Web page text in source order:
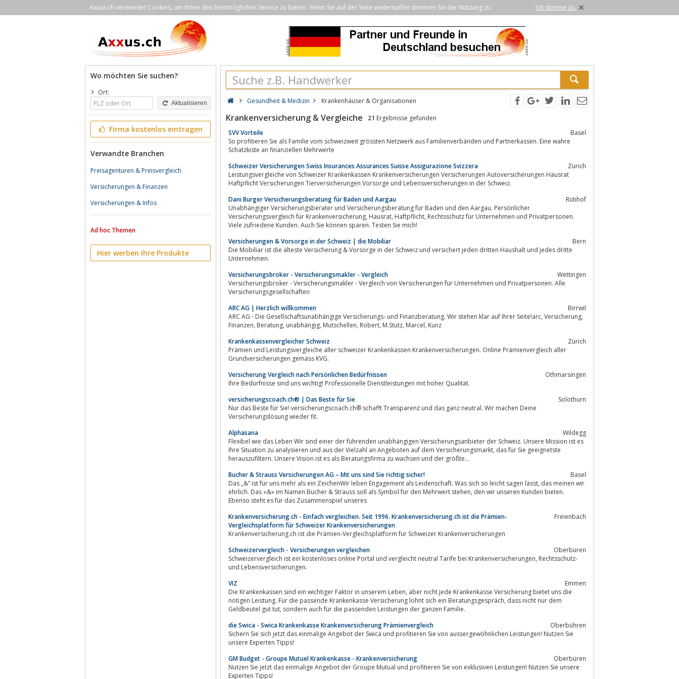
Axxus.ch verwendet Cookies, um Ihnen den bestmöglichen Service zu bieten. Wenn Sie auf der Seite weitersurfen stimmen Sie der Nutzung zu. Ich stimme zu. ×
Wo möchten Sie suchen?
Ort:
Aktualisieren
Firma kostenlos eintragen
Verwandte Branchen
Preisagenturen & Preisvergleich
Versicherungen & Finanzen
Versicherungen & Infos
Ad hoc Themen
Hier werben Ihre Produkte
Gesundheit & Medizin Krankenhäuser & Organisationen
Krankenversicherung & Vergleiche 21 Ergebnisse gefunden
SVV Vorteile
Basel
So profitieren Sie als Familie vom schweizweit grössten Netzwerk aus Familienverbänden und Partnerkassen. Eine wahre
Schatzkiste an finanziellen Mehrwerte
Schweizer Versicherungen Swiss Insurances Assurances Suisse Assigurazione Svizzera
Zürich
Leistungsvergleiche von Schweizer Krankenkassen Krankenversicherungen Versicherungen Autoversicherungen Hausrat
Haftpflicht Versicherungen Tierversicherungen Vorsorge und Lebensversicherungen in der Schweiz.
Dani Burger Versicherungsberatung für Baden und Aargau
Rütihof
Unabhängiger Versicherungsberater und Versicherungsberatung für Baden und den Aargau. Persönlicher
Versicherungsvergleich für Krankenversicherung, Hausrat, Haftpflicht, Rechtsschutz für Unternehmen und Privatpersonen.
Viele zufriedene Kunden. Auch Sie können sparen. Testen Sie mich!
Versicherungen & Vorsorge in der Schweiz | die Mobiliar
Bern
Die Mobiliar ist die älteste Versicherung & Vorsorge in der Schweiz und versichert jeden dritten Haushalt und jedes dritte
Unternehmen.
Versicherungsbroker - Versicherungsmakler - Vergleich
Wettingen
Versicherungsbroker - Versicherungsmakler - Vergleich von Versicherungen für Unternehmen und Privatpersonen. Alle
Versicherungsgesellschaften
ARC AG | Herzlich willkommen
Birrwil
ARC AG - Die Gesellschaftsunabhängige Versicherungs- und Finanzberatung. Wir stehen klar auf Ihrer Seite!arc, Versicherung,
Finanzen, Beratung, unabhängig, Mutschellen, Robert, M.Stutz, Marcel, Kunz
Krankenkassenvergleicher Schweiz
Zürich
Prämien und Leistungsvergleiche aller schweizer Krankenkassen Krankenversicherungen. Online Prämienvergleich aller
Grundversicherungen gemäss KVG.
Versicherung Vergleich nach Persönlichen Bedürfnissen
Othmarsingen
Ihre Bedürfnisse sind uns wichtig! Professionelle Dienstleistungen mit hoher Qualität.
versicherungscoach.ch® | Das Beste für Sie
Solothurn
Nur das Beste für Sie! versicherungscoach.ch® schafft Transparenz und das ganz neutral. Wir machen Deine
Versicherungslösung wieder fit.
Alphasana
Wildegg
Flexibel wie das Leben Wir sind einer der führenden unabhängigen Versicherungsanbieter der Schweiz. Unsere Mission ist es
Ihre Situation zu analysieren und aus der Vielzahl an Angeboten auf dem Versicherungsmarkt, das für Sie geeignetste
herauszufiltern. Unsere Vision ist es als Beratungsfirma zu wachsen und der größte...
Bucher & Strauss Versicherungen AG – Mit uns sind Sie richtig sicher!
Basel
Das „&“ ist für uns mehr als ein ZeichenWir leben Engagement als Leidenschaft. Was sich so leicht sagen lässt, das meinen wir
ehrlich. Das «&» im Namen Bucher & Strauss soll als Symbol für den Mehrwert stehen, den wir unseren Kunden bieten.
Ebenso steht es für das Zusammenspiel unseres
Krankenversicherung.ch - Einfach vergleichen. Seit 1996. Krankenversicherung.ch ist die Prämien-
Vergleichsplatform für Schweizer Krankenversicherungen
Freienbach
Krankenversicherung.ch ist die Prämien-Vergleichsplatform für Schweizer Krankenversicherungen
Schweizervergleich - Versicherungen vergleichen
Oberbüren
Schweizervergleich ist ein kostenloses online Portal und vergleicht neutral Tarife bei Krankenversicherungen, Rechtsschutz-
und Lebensversicherungen.
VIZ
Emmen
Die Krankenkassen sind ein wichtiger Faktor in unserem Leben, aber nicht jede Krankenkasse Versicherung bietet uns die
nötigen Leistung. Für die passende Krankenkasse Versicherung lohnt sich ein Beratungsgespräch, dass nicht nur dem
Geldbeutel gut tut, sondern auch für die passenden Leistungen der ganzen Familie.
die Swica - Swica Krankenkasse Krankenversicherung Prämienvergleich
Oberbühren
Sichern Sie sich jetzt das einmalige Angebot der Swica und profitieren Sie von aussergewöhnlichen Leistungen! Nutzen Sie
unsere Experten Tipps!
GM Budget - Groupe Mutuel Krankenkasse - Krankenversicherung
Oberbüren
Nutzen Sie jetzt das einmalige Angebot der Groupe Mutual und profitieren Sie von exklusiven Leistungen! Nutzen Sie unsere
Experten Tipps!